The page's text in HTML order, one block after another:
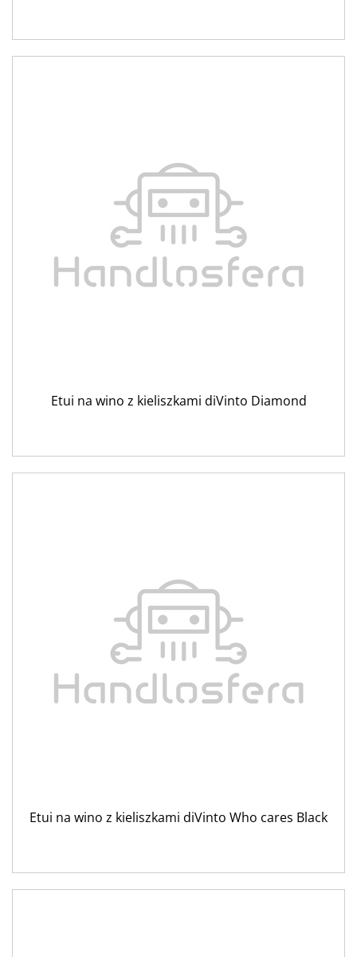
Etui na wino z kieliszkami diVinto Diamond
Etui na wino z kieliszkami diVinto Who cares Black